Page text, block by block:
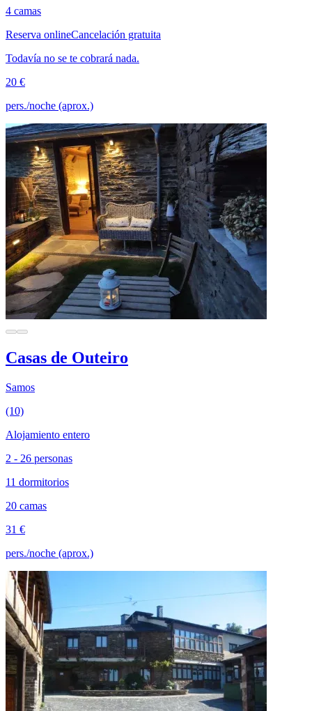
4 camas
Reserva onlineCancelación gratuita
Todavía no se te cobrará nada.
20 €
pers./noche (aprox.)
Casas de Outeiro
Samos
(10)
Alojamiento entero
2 - 26 personas
11 dormitorios
20 camas
31 €
pers./noche (aprox.)